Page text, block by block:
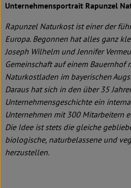
Unternehmensportrait Rapunzel
Rapunzel Naturkost ist einer der
Europa. Begonnen hat alles ganz
Joseph Wilhelm und Jennifer
Gemeinschaft auf einem Bauernhof
Naturkostladen im bayerischen
Daraus hat sich in den über 35
Unternehmensgeschichte ein
Unternehmen mit 300 Mitarbeitern
Die Idee ist stets die gleiche
biologische, naturbelassene und
herzustellen.